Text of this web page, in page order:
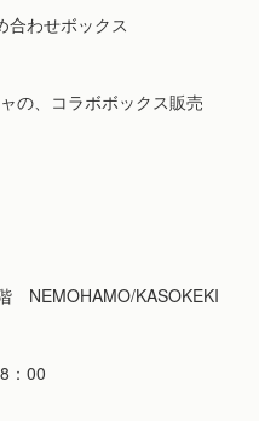
合わせボックス
の、コラボボックス販売
NEMOHAMO/KASOKEKI
：00